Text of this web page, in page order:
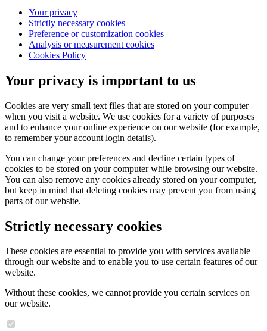
Your privacy
Strictly necessary cookies
Preference or customization cookies
Analysis or measurement cookies
Cookies Policy
Your privacy is important to us
Cookies are very small text files that are stored on your computer
when you visit a website. We use cookies for a variety of purposes
and to enhance your online experience on our website (for example,
to remember your account login details).
You can change your preferences and decline certain types of
cookies to be stored on your computer while browsing our website.
You can also remove any cookies already stored on your computer,
but keep in mind that deleting cookies may prevent you from using
parts of our website.
Strictly necessary cookies
These cookies are essential to provide you with services available
through our website and to enable you to use certain features of our
website.
Without these cookies, we cannot provide you certain services on
our website.